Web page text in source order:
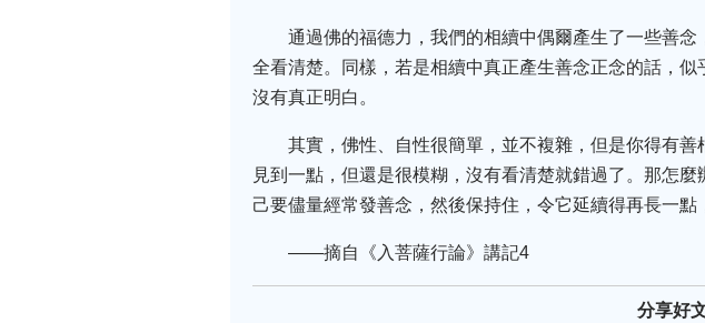
通過佛的福德力，我們的相續中偶爾產生了一些善
全看清楚。同樣，若是相續中真正產生善念正念的話，
沒有真正明白。
其實，佛性、自性很簡單，並不複雜，但是你得有
見到一點，但還是很模糊，沒有看清楚就錯過了。那怎
己要儘量經常發善念，然後保持住，令它延續得再長一點
——摘自《入菩薩行論》講記4
分享好